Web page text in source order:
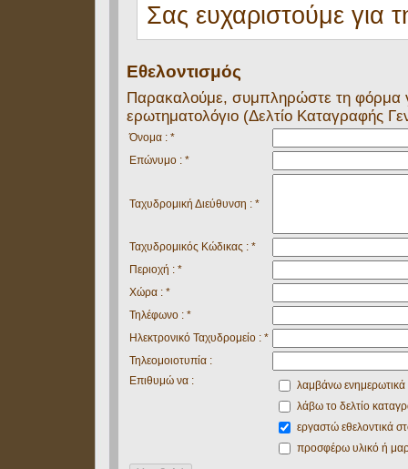
Σας ευχαριστούμε για
Εθελοντισμός
Παρακαλούμε, συμπληρώστε τη φόρμα
ερωτηματολόγιο (Δελτίο Καταγραφής
Όνομα : *
Επώνυμο : *
Ταχυδρομική Διεύθυνση : *
Ταχυδρομικός Κώδικας : *
Περιοχή : *
Χώρα : *
Τηλέφωνο : *
Ηλεκτρονικό Ταχυδρομείο : *
Τηλεομοιοτυπία :
Επιθυμώ να :
λαμβάνω
λάβω το δελτίο
εργαστώ εθελοντικά
προσφέρω υλικό ή